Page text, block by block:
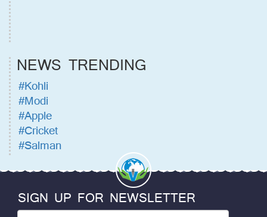
NEWS TRENDING
#Kohli
#Modi
#Apple
#Cricket
#Salman
SIGN UP FOR NEWSLETTER